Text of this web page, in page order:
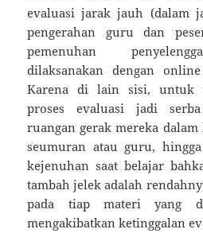
evaluasi jarak jauh (dalam
pengerahan guru dan
pemenuhan
dilaksanakan dengan
Karena di lain sisi, untuk
proses evaluasi jadi
ruangan gerak mereka
seumuran atau guru,
kejenuhan saat belajar
tambah jelek adalah
pada tiap materi yang
mengakibatkan ketinggalan